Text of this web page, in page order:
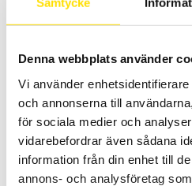
Denna webbplats använder
Vi använder
och annonserna till
för sociala medier och
vidarebefordrar även sådana
information från din enhet till
annons- och analysföretag
EN
driftspänning enligt EN 61243-3.
mätning upp till 690 V AC /
275.00kr –1,115.00kr
275.00
till